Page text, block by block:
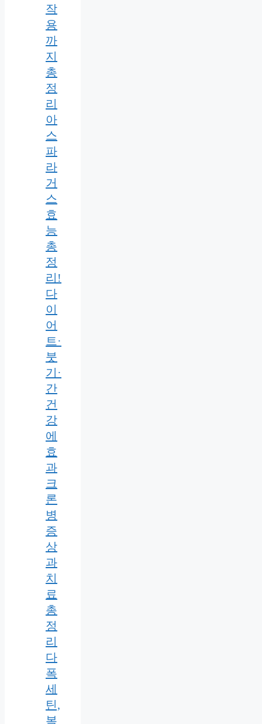
작
용
까
지
총
정
리
아
스
파
라
거
스
효
능
총
정
리!
다
이
어
트·
붓
기·
간
건
강
에
효
과
크
론
병
증
상
과
치
료
총
정
리
다
폭
세
틴,
복